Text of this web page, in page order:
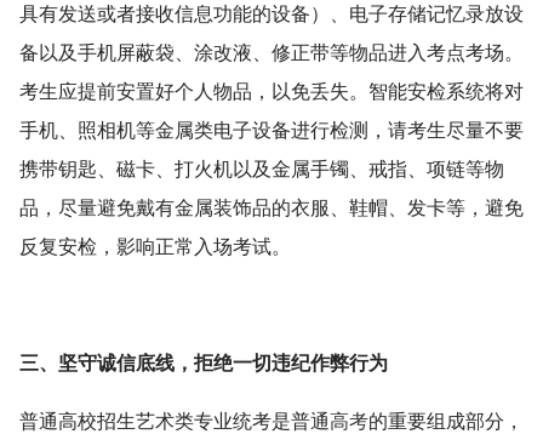
具有发送或者接收信息功能的设备）、电子存储记忆录放设
备以及手机屏蔽袋、涂改液、修正带等物品进入考点考场。
考生应提前安置好个人物品，以免丢失。智能安检系统将对
手机、照相机等金属类电子设备进行检测，请考生尽量不要
携带钥匙、磁卡、打火机以及金属手镯、戒指、项链等物
品，尽量避免戴有金属装饰品的衣服、鞋帽、发卡等，避免
反复安检，影响正常入场考试。
三、坚守诚信底线，拒绝一切违纪作弊行为
普通高校招生艺术类专业统考是普通高考的重要组成部分，